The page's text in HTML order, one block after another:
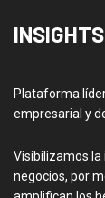
INSIGHTS
Plataforma
empresarial y
Visibilizamos la
negocios, por